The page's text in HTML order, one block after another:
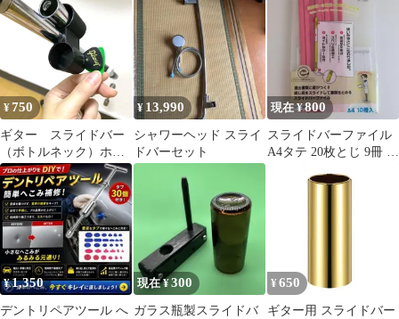
イル
¥750
ギター スライドバー
（ボトルネック）ホル
ダー ※マイクスタン
ド取付け用
¥ 13,990
シャワーヘッド スライ
ドバーセット
現在 ¥800
スライドバーファイル
A4タテ 20枚とじ 9冊 赤
¥1,350
デントリペアツール へ
現在 ¥300
ガラス瓶製スライドバ
¥ 650
ギター用 スライドバー